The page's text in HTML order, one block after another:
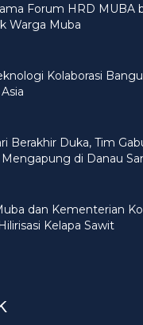
Forum HRD MUBA
Warga Muba
Kolaborasi
Berakhir Duka, Tim
di Danau
dan Kementerian
Kelapa Sawit